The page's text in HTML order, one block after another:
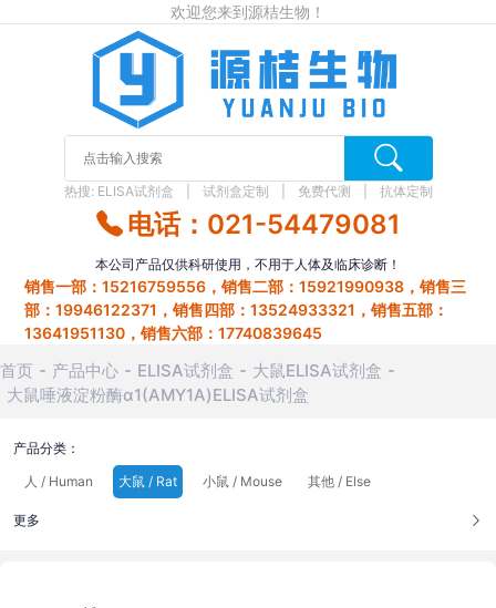
欢迎您来到源桔生物！
热搜: ELISA试剂盒 试剂盒定制 免费代测 抗体定制
电话：021-54479081
本公司产品仅供科研使用，不用于人体及临床诊断！
销售一部：15216759556，销售二部：15921990938，销售三
部：19946122371，销售四部：13524933321，销售五部：
13641951130，销售六部：17740839645
首页 产品中心 ELISA试剂盒
大鼠ELISA试剂盒
大鼠唾液淀粉酶α1(AMY1A)ELISA试剂盒
产品分类：
人 / Human
大鼠 / Rat 小鼠 / Mouse 其他 / Else
更多